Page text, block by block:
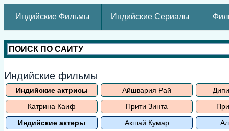
Индийские Фильмы Индийские Сериалы
Индийские фильмы
Индийские актрисы Айшвария Рай
Катрина Каиф
Прити Зинта
Индийские актеры
Акшай Кумар